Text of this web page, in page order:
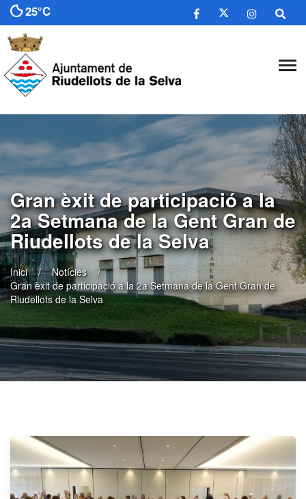
25°C
​Gran èxit de participació a la
2a Setmana de la Gent Gran de
Riudellots de la Selva
Inici
Notícies
​Gran èxit de participació a la 2a Setmana de la Gent Gran de
Riudellots de la Selva